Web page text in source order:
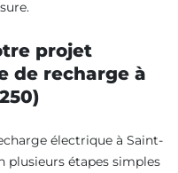
projet
de recharge à
électrique à Saint-
plusieurs étapes simples